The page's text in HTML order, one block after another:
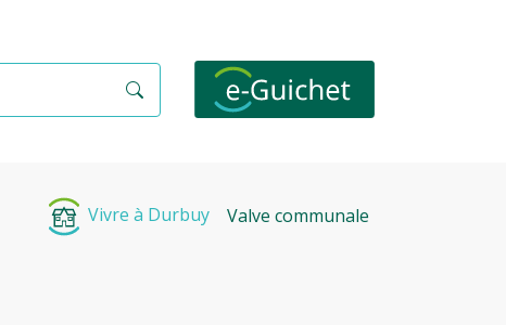
Vivre à Durbuy Valve communale